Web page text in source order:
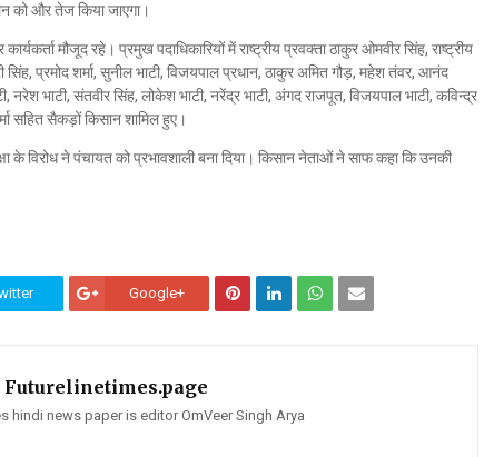
को और तेज किया जाएगा।
मौजूद रहे। प्रमुख पदाधिकारियों में राष्ट्रीय प्रवक्ता ठाकुर ओमवीर सिंह, राष्ट्रीय
सिंह, प्रमोद शर्मा, सुनील भाटी, विजयपाल प्रधान, ठाकुर अमित गौड़, महेश तंवर, आनंद
नरेश भाटी, संतवीर सिंह, लोकेश भाटी, नरेंद्र भाटी, अंगद राजपूत, विजयपाल भाटी, कविन्द्र
सहित सैकड़ों किसान शामिल हुए।
के विरोध ने पंचायत को प्रभावशाली बना दिया। किसान नेताओं ने साफ कहा कि उनकी
Google+
Futurelinetimes.page
hindi news paper is editor OmVeer Singh Arya